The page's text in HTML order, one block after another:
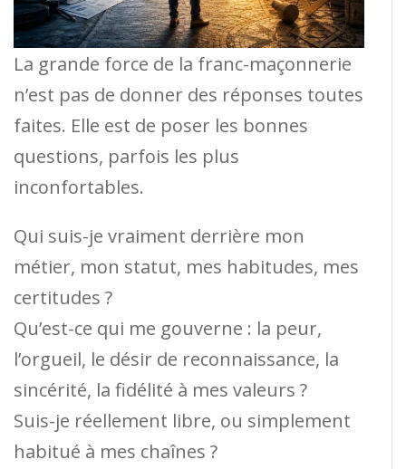
La grande force de la franc-maçonnerie
n’est pas de donner des réponses toutes
faites. Elle est de poser les bonnes
questions, parfois les plus
inconfortables.
Qui suis-je vraiment derrière mon
métier, mon statut, mes habitudes, mes
certitudes ?
Qu’est-ce qui me gouverne : la peur,
l’orgueil, le désir de reconnaissance, la
sincérité, la fidélité à mes valeurs ?
Suis-je réellement libre, ou simplement
habitué à mes chaînes ?